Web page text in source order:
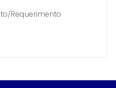
Requerimento